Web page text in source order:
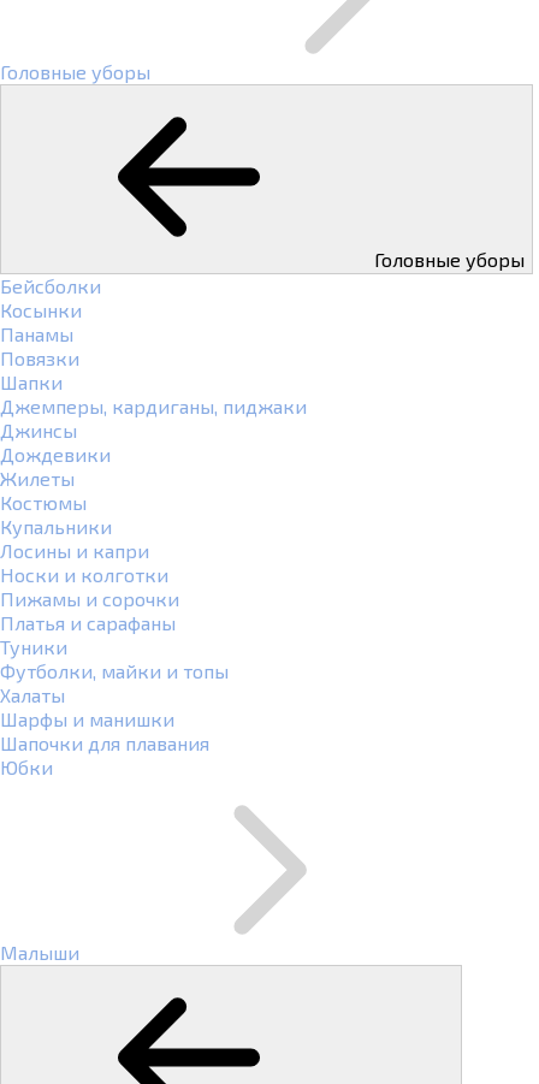
Головные уборы
Головные уборы
Бейсболки
Косынки
Панамы
Повязки
Шапки
Джемперы, кардиганы, пиджаки
Джинсы
Дождевики
Жилеты
Костюмы
Купальники
Лосины и капри
Носки и колготки
Пижамы и сорочки
Платья и сарафаны
Туники
Футболки, майки и топы
Халаты
Шарфы и манишки
Шапочки для плавания
Юбки
Малыши